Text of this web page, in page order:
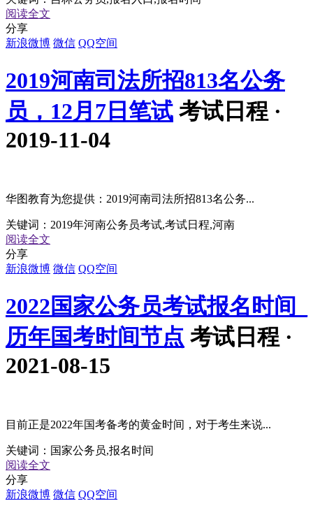
阅读全文
分享
新浪微博 微信 QQ空间
2019河南司法所招813名公务
员，12月7日笔试 考试日程 ·
2019-11-04
华图教育为您提供：2019河南司法所招813名公务...
关键词： 2019年河南公务员考试,考试日程,河南
阅读全文
分享
新浪微博 微信 QQ空间
2022国家公务员考试报名时间_
历年国考时间节点 考试日程 ·
2021-08-15
目前正是2022年国考备考的黄金时间，对于考生来说...
关键词： 国家公务员,报名时间
阅读全文
分享
新浪微博 微信 QQ空间